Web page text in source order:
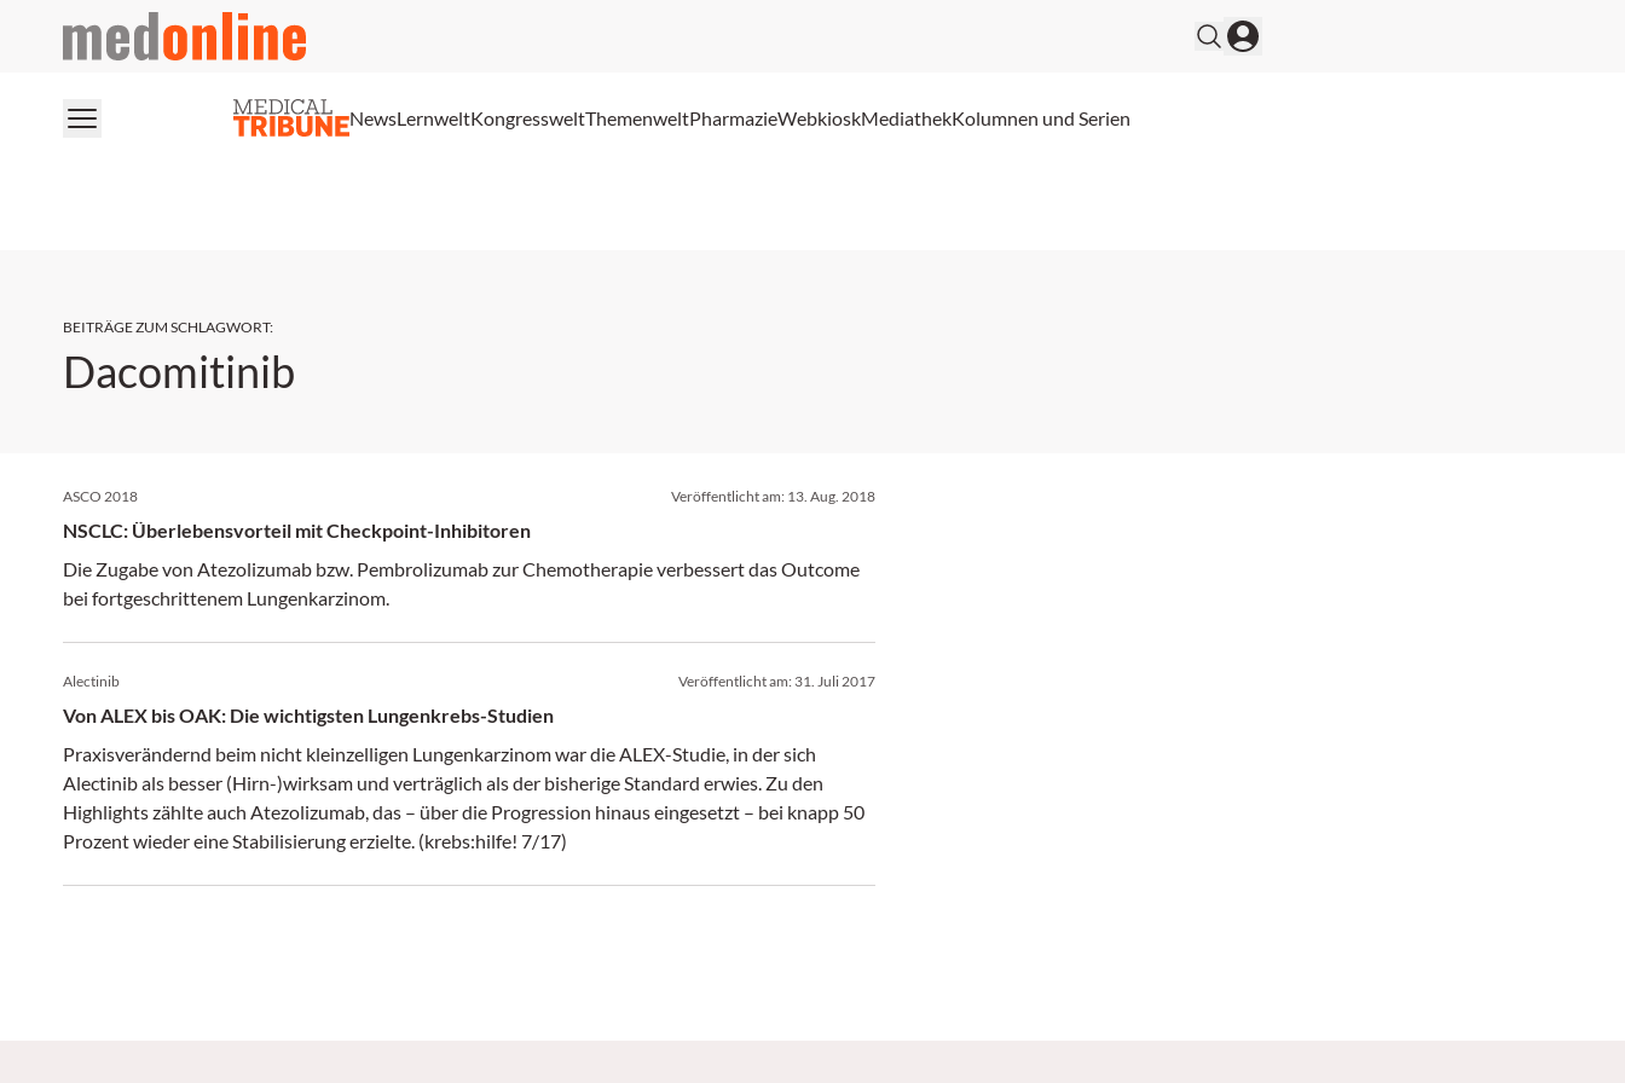
medonline
NewsLernweltKongressweltThemenweltPharmazieWebkioskMediathekKolumnen und Serien
BEITRÄGE ZUM SCHLAGWORT:
Dacomitinib
ASCO 2018 Veröffentlicht am: 13. Aug. 2018
NSCLC: Überlebensvorteil mit Checkpoint-Inhibitoren
Die Zugabe von Atezolizumab bzw. Pembrolizumab zur Chemotherapie verbessert das Outcome
bei fortgeschrittenem Lungenkarzinom.
Alectinib Veröffentlicht am: 31. Juli 2017
Von ALEX bis OAK: Die wichtigsten Lungenkrebs-Studien
Praxisverändernd beim nicht kleinzelligen Lungenkarzinom war die ALEX-Studie, in der sich
Alectinib als besser (Hirn-)wirksam und verträglich als der bisherige Standard erwies. Zu den
Highlights zählte auch Atezolizumab, das – über die Progression hinaus eingesetzt – bei knapp 50
Prozent wieder eine Stabilisierung erzielte. (krebs:hilfe! 7/17)